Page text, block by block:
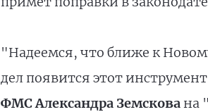
"Надеемся, что ближе к
дел появится этот
ФМС Александра Земскована